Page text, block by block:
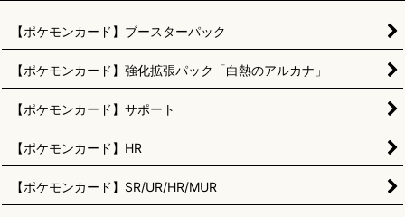
【ポケモンカード】ブースターパック
【ポケモンカード】強化拡張パック「白熱のアルカナ」
【ポケモンカード】サポート
【ポケモンカード】HR
【ポケモンカード】SR/UR/HR/MUR